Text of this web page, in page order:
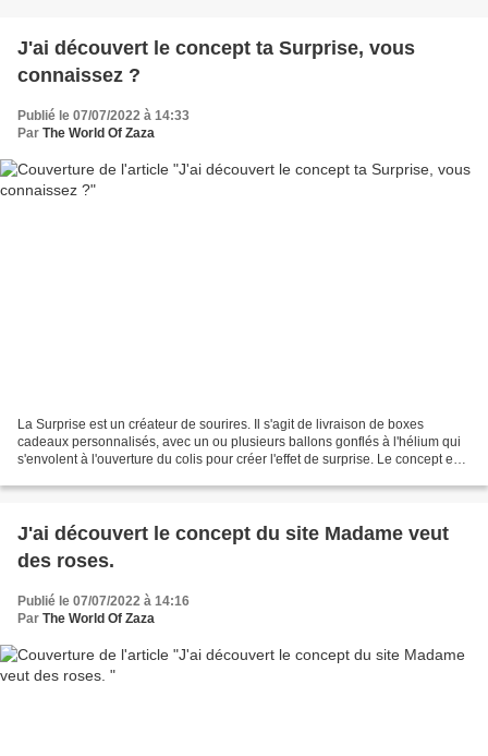
J'ai découvert le concept ta Surprise, vous
connaissez ?
Publié le 07/07/2022 à 14:33
Par The World Of Zaza
La Surprise est un créateur de sourires. Il s'agit de livraison de boxes
cadeaux personnalisés, avec un ou plusieurs ballons gonflés à l'hélium qui
s'envolent à l'ouverture du colis pour créer l'effet de surprise. Le concept est
J'ai découvert le concept du site Madame veut
des roses.
Publié le 07/07/2022 à 14:16
Par The World Of Zaza